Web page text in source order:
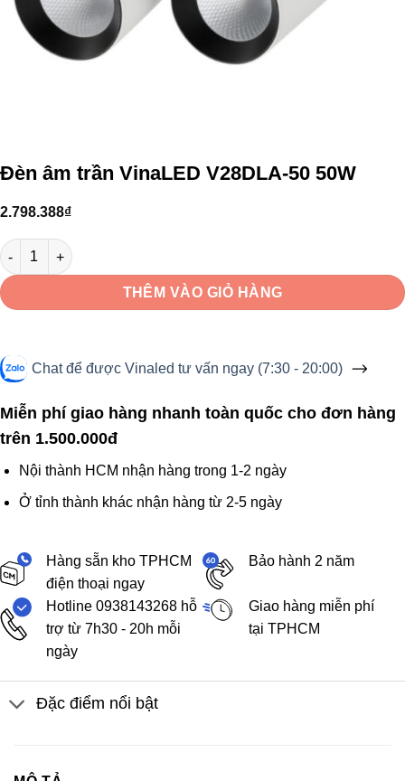
Đèn âm trần VinaLED V28DLA-50 50W
2.798.388₫
Đèn âm trần VinaLED V28DLA-50 50W số lượng
THÊM VÀO GIỎ HÀNG
Chat để được Vinaled tư vấn ngay (7:30 - 20:00)
Miễn phí giao hàng nhanh toàn quốc cho đơn hàng
trên 1.500.000đ
Nội thành HCM nhận hàng trong 1-2 ngày
Ở tỉnh thành khác nhận hàng từ 2-5 ngày
Hàng sẵn kho TPHCM
điện thoại ngay
Bảo hành 2 năm
Hotline 0938143268 hỗ
trợ từ 7h30 - 20h mỗi
ngày
Giao hàng miễn phí
tại TPHCM
Đặc điểm nổi bật